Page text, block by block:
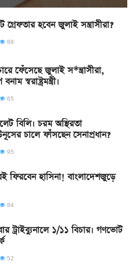
গ্রেফতার হবেন জুলাই সন্ত্রাসীরা?
88
ফেঁসেছে জুলাই স*ন্ত্রাসীরা,
স্বরাষ্ট্রমন্ত্রী।
65
বিলি। চরম অস্থিরতা
চালে ফাঁসছেন সেনাপ্রধান?
95
ফিরবেন হাসিনা! বাংলাদেশজুড়ে
84
ট্রাইব্যুনালে ১/১১ বিচার। গণভোট
52